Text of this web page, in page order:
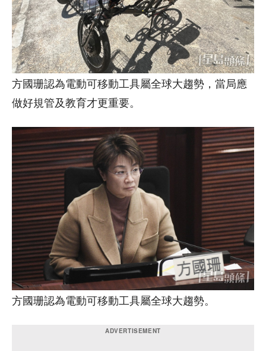
方國珊認為電動可移動工具屬全球大趨勢，當局應
做好規管及教育才更重要。
方國珊認為電動可移動工具屬全球大趨勢。